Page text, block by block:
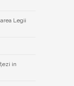
Legii
in